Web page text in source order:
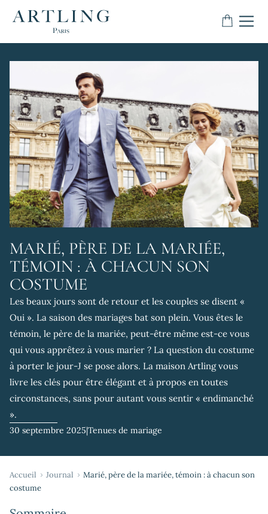
MARIÉ, PÈRE DE LA MARIÉE,
TÉMOIN : À CHACUN SON
COSTUME
Les beaux jours sont de retour et les couples se disent «
Oui ». La saison des mariages bat son plein. Vous êtes le
témoin, le père de la mariée, peut-être même est-ce vous
qui vous apprêtez à vous marier ? La question du costume
à porter le jour-J se pose alors. La maison Artling vous
livre les clés pour être élégant et à propos en toutes
circonstances, sans pour autant vous sentir « endimanché
».
30 septembre 2025|Tenues de mariage
Accueil Journal
Marié, père de la mariée, témoin : à chacun son
costume